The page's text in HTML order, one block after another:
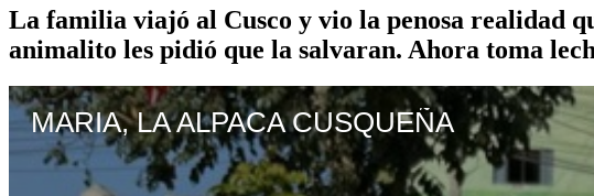
La familia viajó al Cusco y vio la penosa realidad
animalito les pidió que la salvaran. Ahora toma
MARIA, LA ALPACA CUSQUEÑA